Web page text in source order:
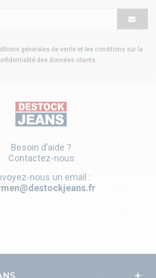
générales de vente et les conditions sur la
des données clients
Besoin d’aide ?
Contactez-nous
nous un email :